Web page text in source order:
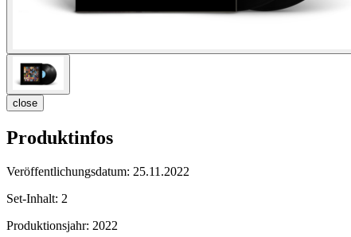
close
Produktinfos
Veröffentlichungsdatum: 25.11.2022
Set-Inhalt: 2
Produktionsjahr: 2022